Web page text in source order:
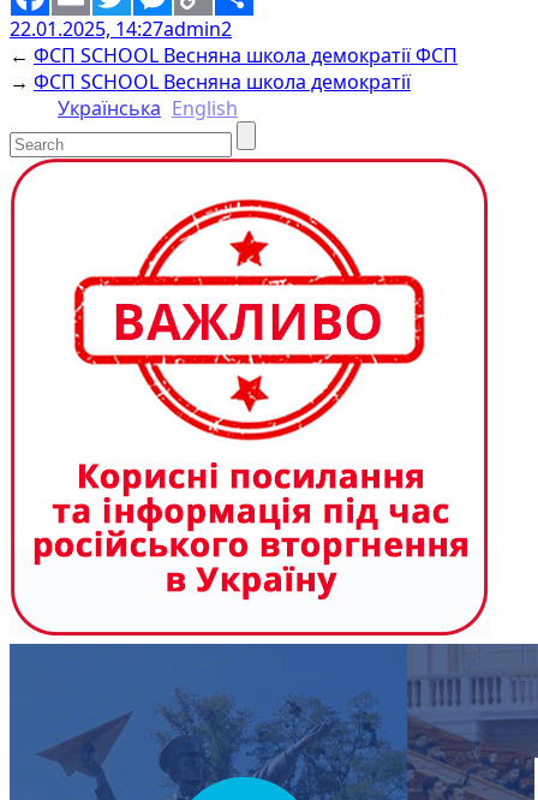
Facebook
EmailTwitterMessenger
Copy
Link
Share
22.01.2025, 14:27admin2
← ФСП SCHOOL Весняна школа демократії ФСП
→ ФСП SCHOOL Весняна школа демократії
Українська English